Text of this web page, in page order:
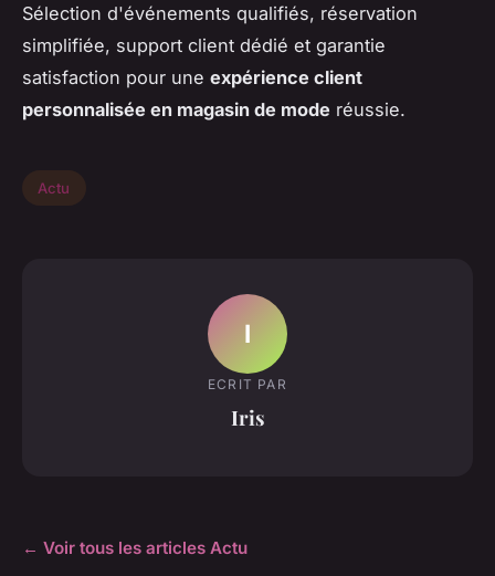
Sélection d'événements qualifiés, réservation
simplifiée, support client dédié et garantie
satisfaction pour une expérience client
personnalisée en magasin de mode réussie.
Actu
I
ECRIT PAR
Iris
← Voir tous les articles Actu